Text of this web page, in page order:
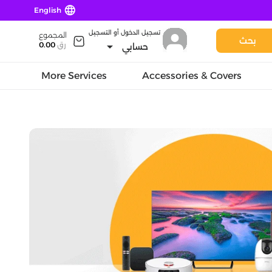
language
English
بحث
تسجيل الدخول أو التسجيل
حسابي arrow_drop_down
المجموع
رق 0.00
Accessories & Covers
More Services